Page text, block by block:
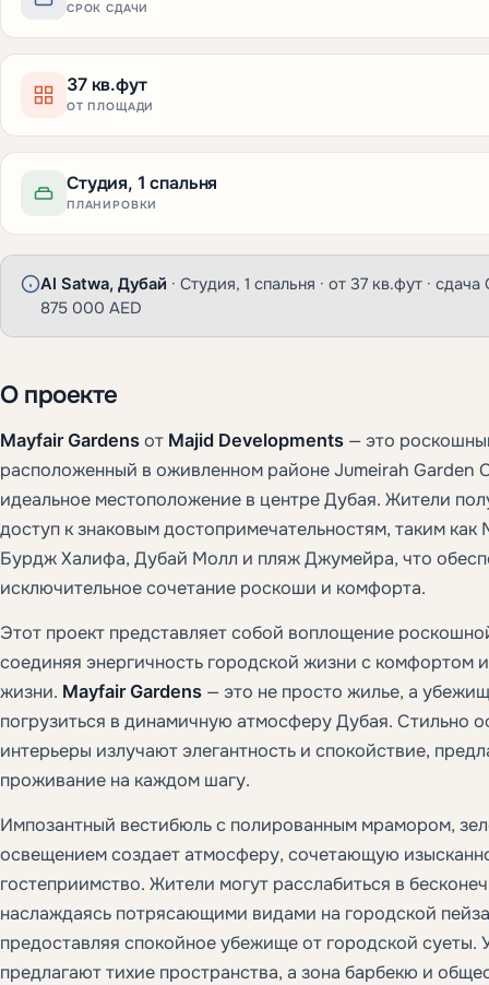
СРОК СДАЧИ
37 кв.фут
ОТ ПЛОЩАДИ
Студия, 1 спальня
ПЛАНИРОВКИ
Al Satwa, Дубай · Студия, 1 спальня · от 37 кв.фут ·
875 000 AED
О проекте
Mayfair Gardens от Majid Developments — это
расположенный в оживленном районе Jumeirah Garden
идеальное местоположение в центре Дубая. Жители
доступ к знаковым достопримечательностям, таким
Бурдж Халифа, Дубай Молл и пляж Джумейра, что
исключительное сочетание роскоши и комфорта.
Этот проект представляет собой воплощение
соединяя энергичность городской жизни с комфортом
жизни. Mayfair Gardens — это не просто жилье, а
погрузиться в динамичную атмосферу Дубая. Стильно
интерьеры излучают элегантность и спокойствие,
проживание на каждом шагу.
Импозантный вестибюль с полированным мрамором,
освещением создает атмосферу, сочетающую
гостеприимство. Жители могут расслабиться в
наслаждаясь потрясающими видами на городской
предоставляя спокойное убежище от городской суеты.
предлагают тихие пространства, а зона барбекю и